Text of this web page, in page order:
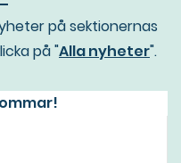
på sektionernas
på "Alla nyheter".